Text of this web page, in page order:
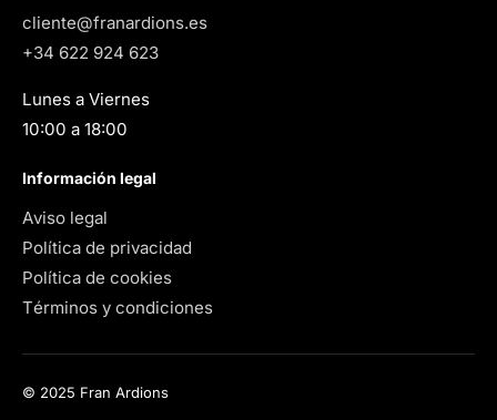
cliente@franardions.es
+34 622 924 623
Lunes a Viernes
10:00 a 18:00
Información legal
Aviso legal
Política de privacidad
Política de cookies
Términos y condiciones
© 2025 Fran Ardions